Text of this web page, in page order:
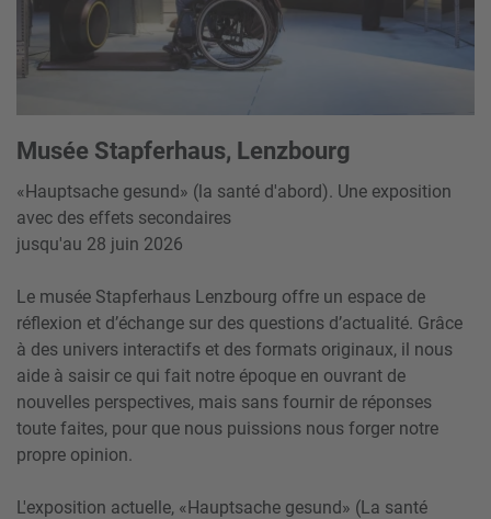
Musée Stapferhaus, Lenzbourg
«Hauptsache gesund» (la santé d'abord). Une exposition
avec des effets secondaires
jusqu'au 28 juin 2026
Le musée Stapferhaus Lenzbourg offre un espace de
réflexion et d’échange sur des questions d’actualité. Grâce
à des univers interactifs et des formats originaux, il nous
aide à saisir ce qui fait notre époque en ouvrant de
nouvelles perspectives, mais sans fournir de réponses
toute faites, pour que nous puissions nous forger notre
propre opinion.
L'exposition actuelle, «Hauptsache gesund» (La santé